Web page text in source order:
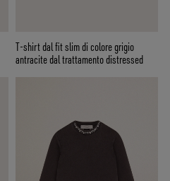
T-shirt dal fit slim di colore grigio
antracite dal trattamento distressed